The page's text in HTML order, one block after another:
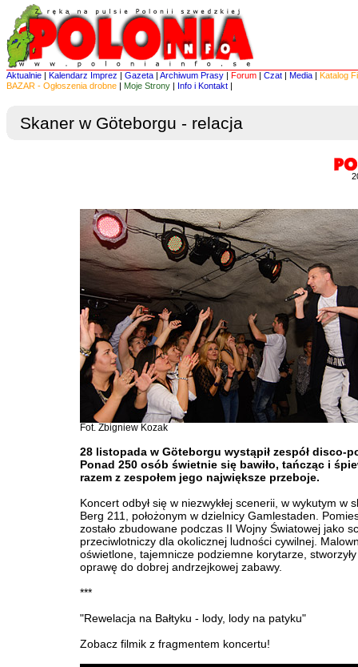
Aktualnie | Kalendarz Imprez | Gazeta | Archiwum Prasy | Forum | Czat | Media | Katalog
BAZAR - Ogłoszenia drobne | Moje Strony | Info i Kontakt |
Skaner w Göteborgu - relacja
Fot. Zbigniew Kozak
28 listopada w Göteborgu wystąpił zespół disco-
Ponad 250 osób świetnie się bawiło, tańcząc i
razem z zespołem jego największe przeboje.
Koncert odbył się w niezwykłej scenerii, w wykutym w
Berg 211, położonym w dzielnicy Gamlestaden.
zostało zbudowane podczas II Wojny Światowej jako
przeciwlotniczy dla okolicznej ludności cywilnej.
oświetlone, tajemnicze podziemne korytarze,
oprawę do dobrej andrzejkowej zabawy.
***
"Rewelacja na Bałtyku - lody, lody na patyku"
Zobacz filmik z fragmentem koncertu!